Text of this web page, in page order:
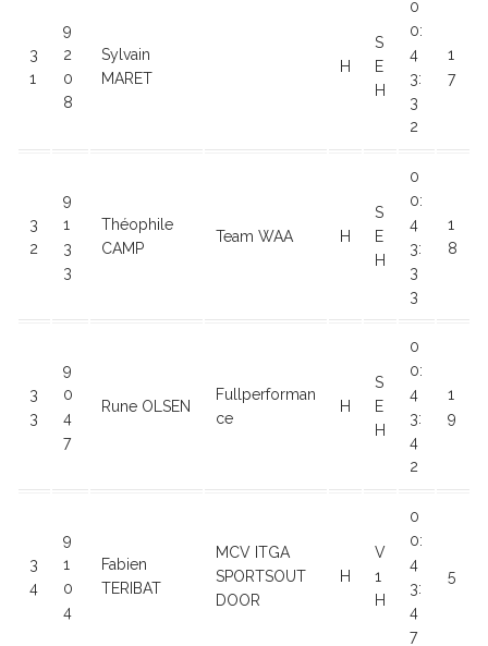
3
1
9
2
0
8
Sylvain
MARET
H
S
E
H
0
0:
4
3:
3
2
1
7
3
2
9
1
3
3
Théophile
CAMP
Team WAA H
S
E
H
0
0:
4
3:
3
3
1
8
3
3
9
0
4
7
Rune OLSEN
Fullperforman
ce
H
S
E
H
0
0:
4
3:
4
2
1
9
3
4
9
1
0
4
Fabien
TERIBAT
MCV ITGA
SPORTSOUT
DOOR
H
V
1
H
0
0:
4
3:
4
7
5